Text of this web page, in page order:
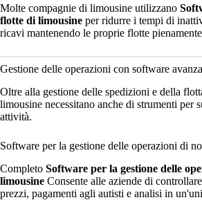
Molte compagnie di limousine utilizzano
flotte di limousine per ridurre i tempi di
ricavi mantenendo le proprie flotte
Gestione delle operazioni con software
Oltre alla gestione delle spedizioni e della
limousine necessitano anche di strumenti per
attività.
Software per la gestione delle operazioni di
Completo Software per la gestione delle
limousine Consente alle aziende di
prezzi, pagamenti agli autisti e analisi in